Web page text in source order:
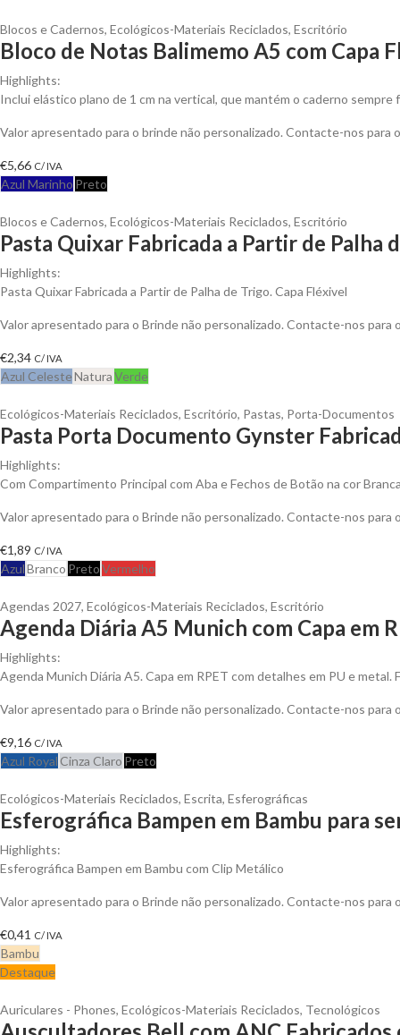
Blocos e Cadernos, Ecológicos-Materiais Reciclados, Escritório
Bloco de Notas Balimemo A5 com Capa
Highlights:
Inclui elástico plano de 1 cm na vertical, que mantém o caderno
Valor apresentado para o brinde não personalizado. Contacte-nos
€5,66 C/ IVA
Azul Marinho Preto
Blocos e Cadernos, Ecológicos-Materiais Reciclados, Escritório
Pasta Quixar Fabricada a Partir de Palha
Highlights:
Pasta Quixar Fabricada a Partir de Palha de Trigo. Capa Fléxivel
Valor apresentado para o Brinde não personalizado. Contacte-nos
€2,34 C/ IVA
Azul CelesteNaturaVerde
Ecológicos-Materiais Reciclados, Escritório, Pastas, Porta-Documentos
Pasta Porta Documento Gynster
Highlights:
Com Compartimento Principal com Aba e Fechos de Botão na cor
Valor apresentado para o Brinde não personalizado. Contacte-nos
€1,89 C/ IVA
AzulBranco PretoVermelho
Agendas 2027, Ecológicos-Materiais Reciclados, Escritório
Agenda Diária A5 Munich com Capa em
Highlights:
Agenda Munich Diária A5. Capa em RPET com detalhes em PU e metal.
Valor apresentado para o Brinde não personalizado. Contacte-nos
€9,16 C/ IVA
Azul Royal Cinza Claro Preto
Ecológicos-Materiais Reciclados, Escrita, Esferográficas
Esferográfica Bampen em Bambu para
Highlights:
Esferográfica Bampen em Bambu com Clip Metálico
Valor apresentado para o Brinde não personalizado. Contacte-nos
€0,41 C/ IVA
Bambu
Destaque
Auriculares - Phones, Ecológicos-Materiais Reciclados, Tecnológicos